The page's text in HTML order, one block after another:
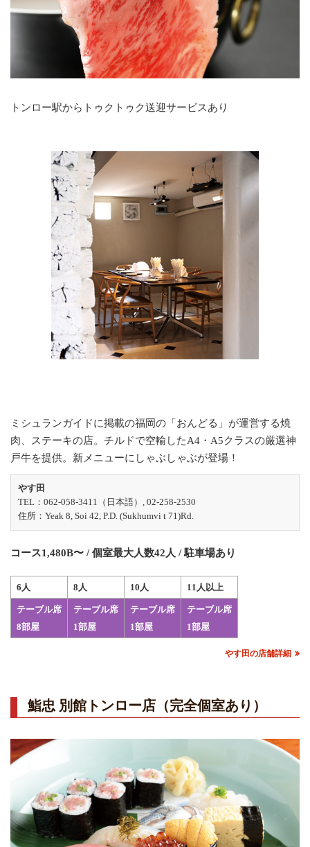
トンロー駅からトゥクトゥク送迎サービスあり
ミシュランガイドに掲載の福岡の「おんどる」が運営する焼
肉、ステーキの店。チルドで空輸したA4・A5クラスの厳選神
戸牛を提供。新メニューにしゃぶしゃぶが登場！
やす田
TEL：062-058-3411（日本語）, 02-258-2530
住所：Yeak 8, Soi 42, P.D. (Sukhumvi t 71)Rd.
コース1,480B〜 / 個室最大人数42人 / 駐車場あり
6人 8人 10人 11人以上
テーブル席
8部屋
テーブル席
1部屋
テーブル席
1部屋
テーブル席
1部屋
やす田の店舗詳細
鮨忠 別館トンロー店（完全個室あり）